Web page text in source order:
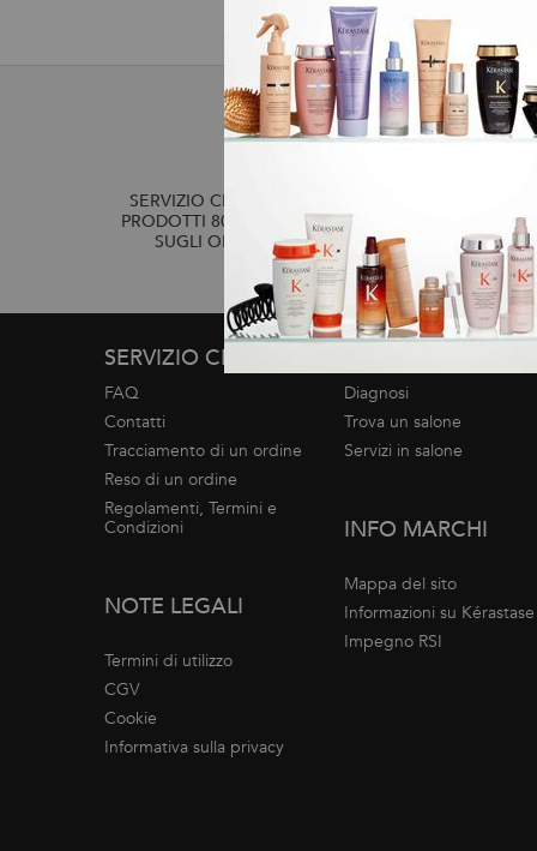
SERVIZIO CLIENTI: DOMANDE SUI
PRODOTTI 800 3356 76 / DOMANDE
SUGLI ORDINI 0281 4800 67
Navigazione footer
SERVIZIO CLIENTI
FAQ
Contatti
Tracciamento di un ordine
Reso di un ordine
Regolamenti, Termini e
Condizioni
NOTE LEGALI
Termini di utilizzo
CGV
Cookie
Informativa sulla privacy
Diagnosi
Trova un salone
Servizi in salone
INFO MARCHI
Mappa del sito
Informazioni su Kérastase
Impegno RSI